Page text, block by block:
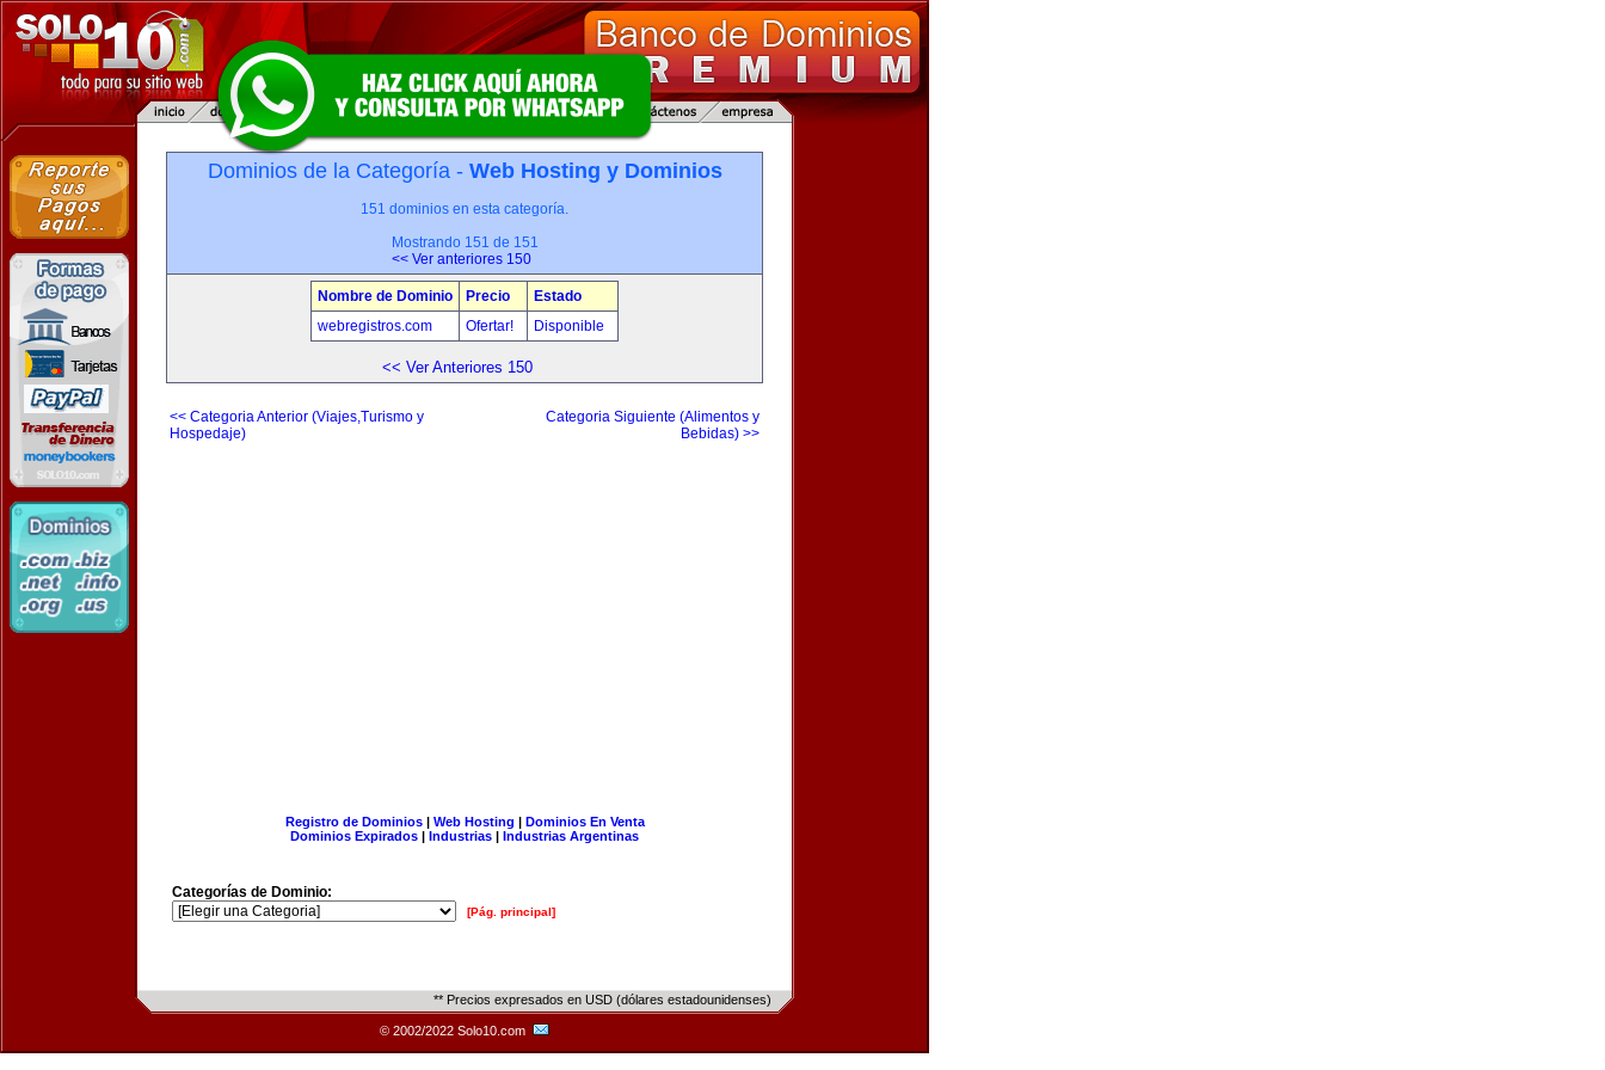
Dominios de la Categoría - Web Hosting y Dominios
151 dominios en esta categoría.
Mostrando 151 de 151
<< Ver anteriores 150
Nombre de Dominio Precio
Estado
webregistros.com
Ofertar! Disponible
<< Ver Anteriores 150
<< Categoria Anterior (Viajes,Turismo y
Hospedaje)
Categoria Siguiente (Alimentos y
Bebidas) >>
Registro de Dominios| Web Hosting | Dominios En Venta
Dominios Expirados | Industrias | Industrias Argentinas
Categorías de Dominio:
[Pág. principal]
** Precios expresados en USD (dólares estadounidenses)
© 2002/2022 Solo10.com